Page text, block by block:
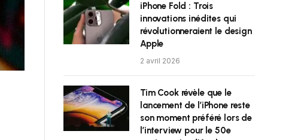
iPhone Fold : Trois
innovations inédites qui
révolutionneraient le design
Apple
2 avril 2026
Tim Cook révèle que le
lancement de l’iPhone reste
son moment préféré lors de
l’interview pour le 50e